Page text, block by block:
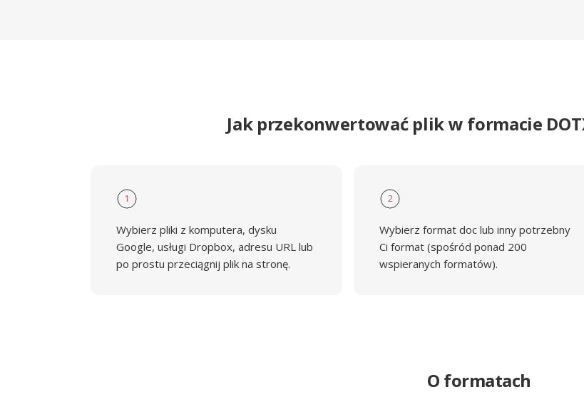
Jak przekonwertować plik w formacie
1
Wybierz pliki z komputera, dysku
Google, usługi Dropbox, adresu URL lub
po prostu przeciągnij plik na stronę.
2
Wybierz format doc lub inny potrzebny
Ci format (spośród ponad 200
wspieranych formatów).
O formatach